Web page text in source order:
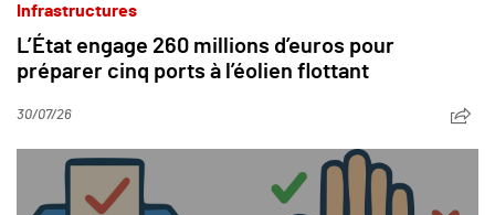
Infrastructures
L’État engage 260 millions d’euros pour
préparer cinq ports à l’éolien flottant
30/07/26